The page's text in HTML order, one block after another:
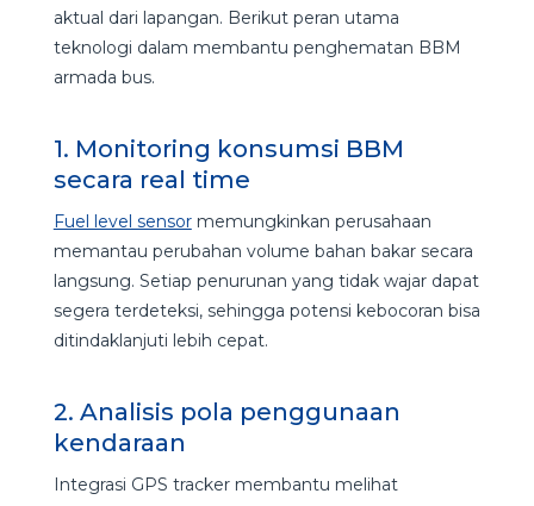
aktual dari lapangan. Berikut peran utama
teknologi dalam membantu penghematan BBM
armada bus.
1. Monitoring konsumsi BBM
secara real time
Fuel level sensormemungkinkan perusahaan
memantau perubahan volume bahan bakar secara
langsung. Setiap penurunan yang tidak wajar dapat
segera terdeteksi, sehingga potensi kebocoran bisa
ditindaklanjuti lebih cepat.
2. Analisis pola penggunaan
kendaraan
Integrasi GPS tracker membantu melihat